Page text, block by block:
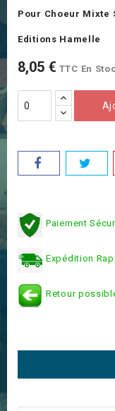
Pour Choeur Mixte
Editions Hamelle
8,05 € TTC En
Paiement
Expédition
Retour